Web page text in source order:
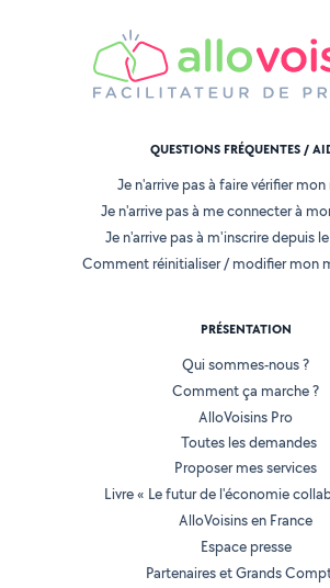
QUESTIONS FRÉQUENTES /
Je n'arrive pas à faire vérifier
Je n'arrive pas à me connecter à
Je n'arrive pas à m'inscrire depuis
Comment réinitialiser / modifier mon
PRÉSENTATION
Qui sommes-nous ?
Comment ça marche ?
AlloVoisins Pro
Toutes les demandes
Proposer mes services
Livre « Le futur de l'économie
AlloVoisins en France
Espace presse
Partenaires et Grands